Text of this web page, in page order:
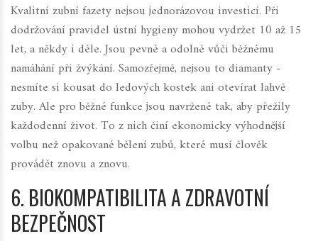
Kvalitní zubní fazety nejsou jednorázovou investicí. Při
dodržování pravidel ústní hygieny mohou vydržet 10 až 15
let, a někdy i déle. Jsou pevné a odolné vůči běžnému
namáhání při žvýkání. Samozřejmě, nejsou to diamanty -
nesmíte si kousat do ledových kostek ani otevírat lahvě
zuby. Ale pro běžné funkce jsou navržené tak, aby přežily
každodenní život. To z nich činí ekonomicky výhodnější
volbu než opakované bělení zubů, které musí člověk
provádět znovu a znovu.
6. BIOKOMPATIBILITA A ZDRAVOTNÍ
BEZPEČNOST